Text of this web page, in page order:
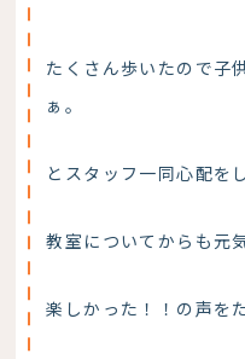
たくさん歩いたので子
ぁ。
とスタッフ一同心配を
教室についてからも元
楽しかった！！の声